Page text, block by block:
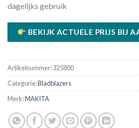
dagelijks gebruik
BEKIJK ACTUELE PRIJS BIJ
Artikelnummer:325800
Categorie:Bladblazers
Merk:MAKITA